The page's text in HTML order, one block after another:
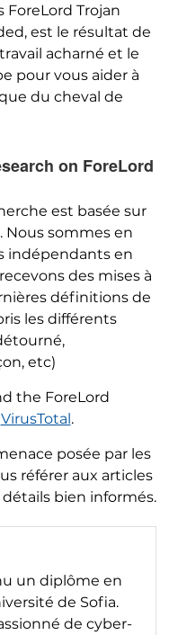
ForeLord Trojan
, est le résultat de
acharné et le
pour vous aider à
du cheval de
on ForeLord
est basée sur
sommes en
indépendants en
des mises à
définitions de
les différents
etc)
the ForeLord
VirusTotal.
posée par les
référer aux articles
bien informés.
un diplôme en
de Sofia.
de cyber-